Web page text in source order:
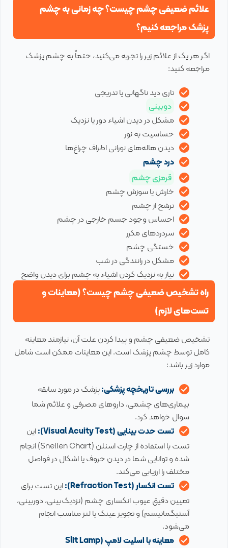
علائم ضعیفی چشم چیست؟ چه زمانی به چشم
پزشک مراجعه کنیم؟
اگر هر یک از علائم زیر را تجربه می‌کنید، حتماً به چشم پزشک
مراجعه کنید:
تاری دید ناگهانی یا تدریجی
دوبینی
مشکل در دیدن اشیاء دور یا نزدیک
حساسیت به نور
دیدن هاله‌های نورانی اطراف چراغ‌ها
درد چشم
قرمزی چشم
خارش یا سوزش چشم
ترشح از چشم
احساس وجود جسم خارجی در چشم
سردردهای مکرر
خستگی چشم
مشکل در رانندگی در شب
نیاز به نزدیک کردن اشیاء به چشم برای دیدن واضح
راه تشخیص ضعیفی چشم چیست؟ (معاینات و
تست‌های لازم)
تشخیص ضعیفی چشم و پیدا کردن علت آن، نیازمند معاینه
کامل توسط چشم پزشک است. این معاینات ممکن است شامل
موارد زیر باشد:
بررسی تاریخچه پزشکی:پزشک در مورد سابقه
بیماری‌های چشمی، داروهای مصرفی و علائم شما
سوال خواهد کرد.
تست حدت بینایی (Visual Acuity Test):
این
تست با استفاده از چارت اسنلن (Snellen Chart) انجام
شده و توانایی شما در دیدن حروف یا اشکال در فواصل
مختلف را ارزیابی می‌کند.
تست انکسار (Refraction Test):
این تست برای
تعیین دقیق عیوب انکساری چشم (نزدیک‌بینی، دوربینی،
آستیگماتیسم) و تجویز عینک یا لنز مناسب انجام
می‌شود.
معاینه با اسلیت لامپ (Slit Lamp